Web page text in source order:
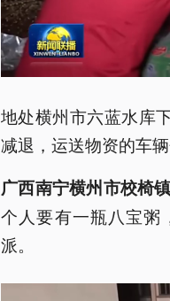
地处横州市六蓝水库
减退，运送物资的车
广西南宁横州市校椅
个人要有一瓶八宝粥
派。